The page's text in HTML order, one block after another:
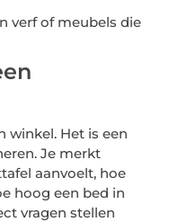
verf of meubels die
winkel. Het is een
Je merkt
aanvoelt, hoe
hoog een bed in
vragen stellen